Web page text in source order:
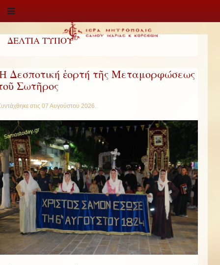
ΔΕΛΤΙΑ ΤΥΠΟΥ
Δεσποτική ἑορτή τῆς Μεταμορφώσεως
Σωτῆρος
στις 07 Αυγούστου 2026.